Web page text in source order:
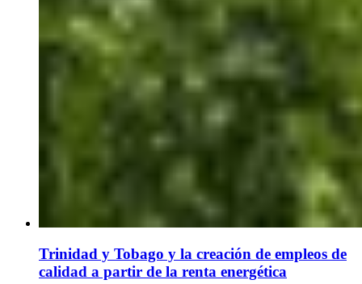
Trinidad y Tobago y la creación de empleos de
calidad a partir de la renta energética